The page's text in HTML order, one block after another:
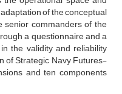
of the conceptual
senior commanders of the
a questionnaire and a
the validity and reliability
of Strategic Navy Futures-
and ten components